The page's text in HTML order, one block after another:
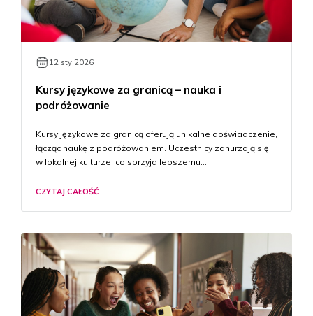
12 sty 2026
Kursy językowe za granicą – nauka i
podróżowanie
Kursy językowe za granicą oferują unikalne doświadczenie,
łącząc naukę z podróżowaniem. Uczestnicy zanurzają się
w lokalnej kulturze, co sprzyja lepszemu…
CZYTAJ CAŁOŚĆ